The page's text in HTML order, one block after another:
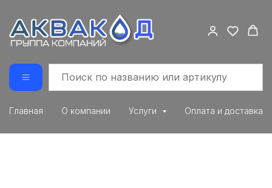
Главная О компании Услуги Оплата и доставка